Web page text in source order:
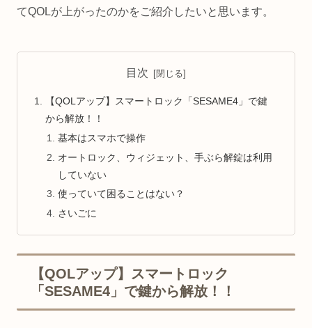
てQOLが上がったのかをご紹介したいと思います。
目次
【QOLアップ】スマートロック「SESAME4」で鍵
から解放！！
基本はスマホで操作
オートロック、ウィジェット、手ぶら解錠は利用
していない
使っていて困ることはない？
さいごに
【QOLアップ】スマートロック
「SESAME4」で鍵から解放！！